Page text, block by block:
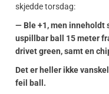
skjedde torsdag:
— Ble +1, men
uspillbar ball 15 meter
drivet green, samt en
Det er heller ikke
feil ball.